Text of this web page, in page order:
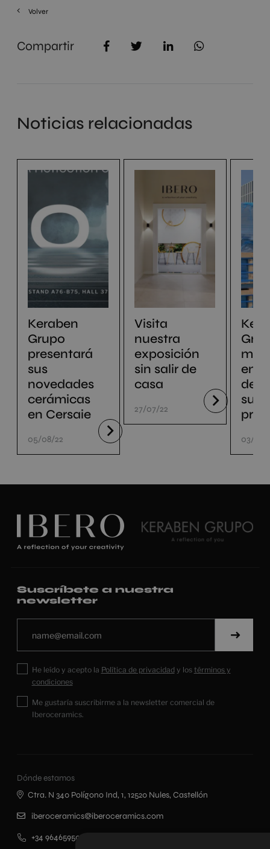
Volver
Compartir
Noticias relacionadas
Keraben
Grupo
presentará
sus
novedades
cerámicas
en Cersaie
05/08/22
Visita
nuestra
exposición
sin salir de
casa
27/07/22
de
sus
03/06/
Suscríbete a nuestra
newsletter
He leído y acepto la Política de privacidady los términos y
condiciones
Me gustaría suscribirme a la newsletter comercial de
Iberoceramics.
Dónde estamos
Ctra. N 340 Polígono Ind, 1, 12520 Nules, Castellón
iberoceramics@iberoceramics.com
+34 964659500